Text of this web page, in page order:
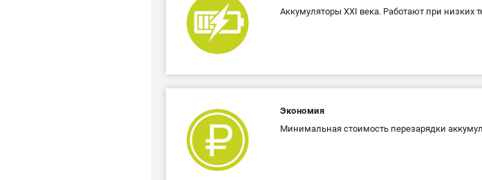
Аккумуляторы XXI века. Работают при низких
Экономия
Минимальная стоимость перезарядки